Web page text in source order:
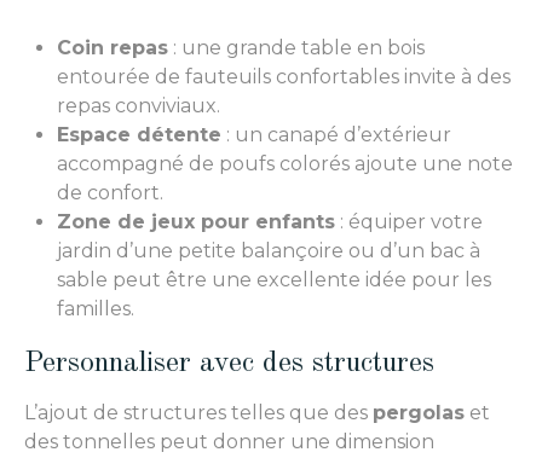
Coin repas : une grande table en bois
entourée de fauteuils confortables invite à des
repas conviviaux.
Espace détente : un canapé d’extérieur
accompagné de poufs colorés ajoute une note
de confort.
Zone de jeux pour enfants : équiper votre
jardin d’une petite balançoire ou d’un bac à
sable peut être une excellente idée pour les
familles.
Personnaliser avec des structures
L’ajout de structures telles que des pergolas et
des tonnelles peut donner une dimension